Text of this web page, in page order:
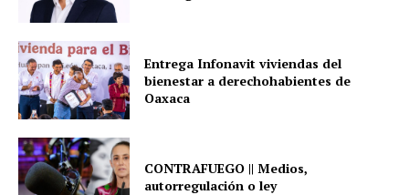
Entrega Infonavit viviendas del
bienestar a derechohabientes de
Oaxaca
CONTRAFUEGO || Medios,
autorregulación o ley